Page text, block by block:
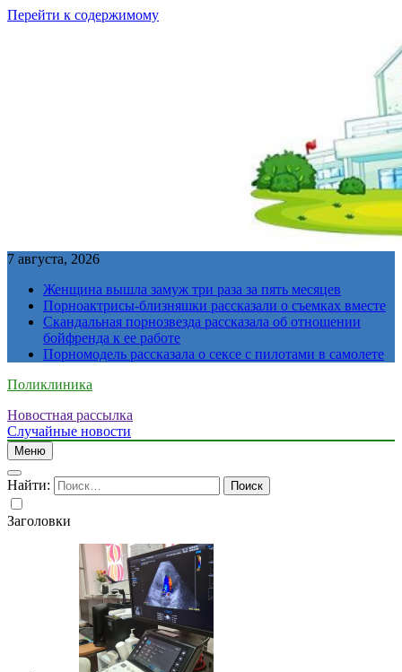
Перейти к содержимому
7 августа, 2026
Женщина вышла замуж три раза за пять месяцев
Порноактрисы-близняшки рассказали о съемках вместе
Скандальная порнозвезда рассказала об отношении
бойфренда к ее работе
Порномодель рассказала о сексе с пилотами в самолете
Поликлиника
Новостная рассылка
Случайные новости
Меню
Найти:
Заголовки